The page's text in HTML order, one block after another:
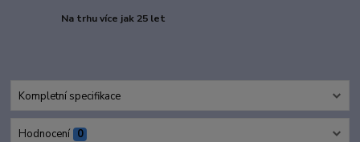
Na trhu více jak 25 let
Kompletní specifikace
Hodnocení 0